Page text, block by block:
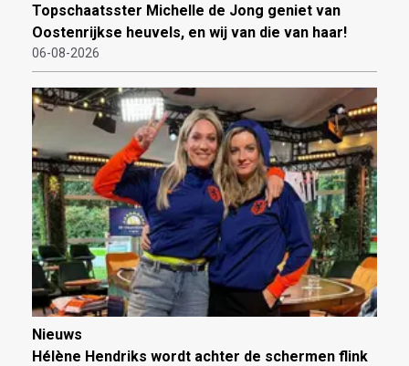
Topschaatsster Michelle de Jong geniet van
Oostenrijkse heuvels, en wij van die van haar!
06-08-2026
Nieuws
Hélène Hendriks wordt achter de schermen flink